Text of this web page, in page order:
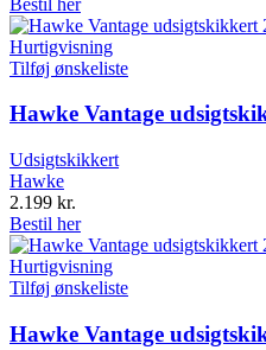
Hurtigvisning
Tilføj ønskeliste
Hawke Vantage
Udsigtskikkert
Hawke
2.199 kr.
Bestil her
Hurtigvisning
Tilføj ønskeliste
Hawke Vantage